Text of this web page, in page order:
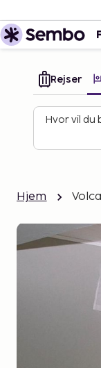
Rejser
Hvor vil du
Hjem